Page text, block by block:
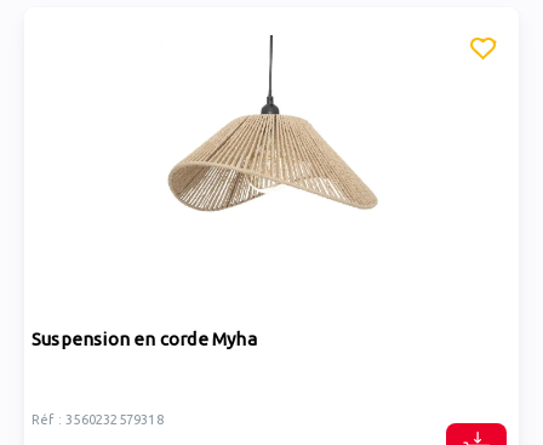
Suspension en corde Myha
Réf : 3560232579318